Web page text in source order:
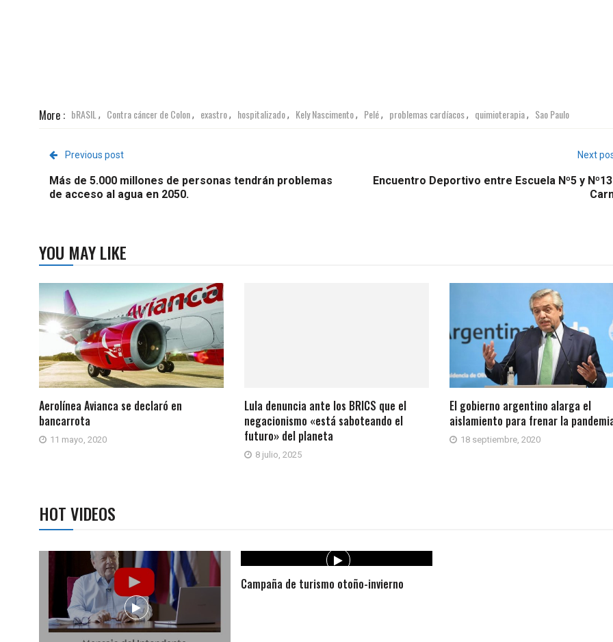
More : bRASIL, Contra cáncer de Colon, exastro, hospitalizado, Kely Nascimento, Pelé, problemas cardíacos, quimioterapia, Sao Paulo
Previous post
Más de 5.000 millones de personas tendrán problemas
de acceso al agua en 2050.
Next
Encuentro Deportivo entre Escuela Nº5 y
YOU MAY LIKE
Aerolínea Avianca se declaró en
bancarrota
11 mayo, 2020
Lula denuncia ante los BRICS que el
negacionismo «está saboteando el
futuro» del planeta
8 julio, 2025
El gobierno argentino alarga el
aislamiento para frenar la
18 septiembre, 2020
HOT VIDEOS
Campaña de turismo otoño-invierno